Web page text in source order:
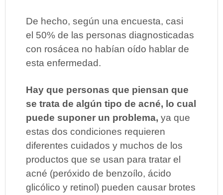
De hecho, según una encuesta, casi
el 50% de las personas diagnosticadas
con rosácea no habían oído hablar de
esta enfermedad.
Hay que personas que piensan que
se trata de algún tipo de acné, lo cual
puede suponer un problema, ya que
estas dos condiciones requieren
diferentes cuidados y muchos de los
productos que se usan para tratar el
acné (peróxido de benzoílo, ácido
glicólico y retinol) pueden causar brotes